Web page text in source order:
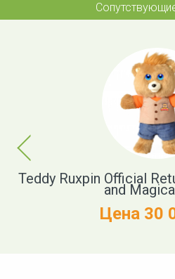
Previous
Teddy Ruxpin Official
and
Цена 30